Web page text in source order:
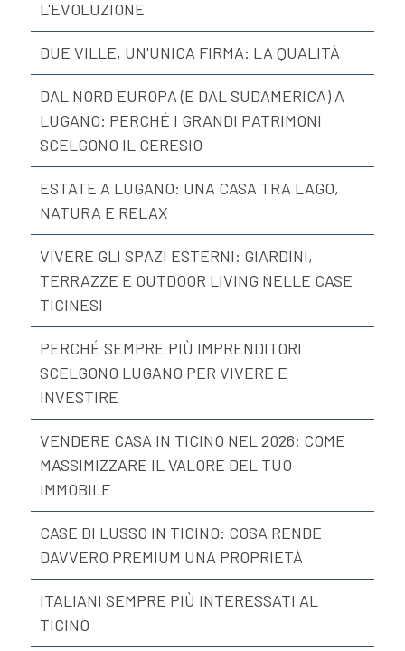
L'EVOLUZIONE
DUE VILLE, UN'UNICA FIRMA: LA QUALITÀ
DAL NORD EUROPA (E DAL SUDAMERICA) A
LUGANO: PERCHÉ I GRANDI PATRIMONI
SCELGONO IL CERESIO
ESTATE A LUGANO: UNA CASA TRA LAGO,
NATURA E RELAX
VIVERE GLI SPAZI ESTERNI: GIARDINI,
TERRAZZE E OUTDOOR LIVING NELLE CASE
TICINESI
PERCHÉ SEMPRE PIÙ IMPRENDITORI
SCELGONO LUGANO PER VIVERE E
INVESTIRE
VENDERE CASA IN TICINO NEL 2026: COME
MASSIMIZZARE IL VALORE DEL TUO
IMMOBILE
CASE DI LUSSO IN TICINO: COSA RENDE
DAVVERO PREMIUM UNA PROPRIETÀ
ITALIANI SEMPRE PIÙ INTERESSATI AL
TICINO